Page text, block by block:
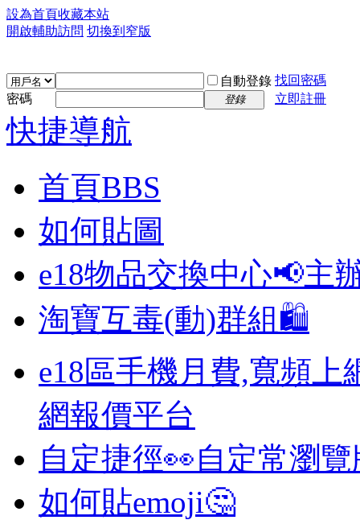
設為首頁收藏本站
開啟輔助訪問 切換到窄版
自動登錄 找回密碼
密碼
登錄 立即註冊
快捷導航
首頁BBS
如何貼圖
e18物品交換中心📢主
淘寶互毒(動)群組🛍️
e18區手機月費,寬頻上
網報價平台
自定捷徑👀自定常瀏
如何貼emoji🤔